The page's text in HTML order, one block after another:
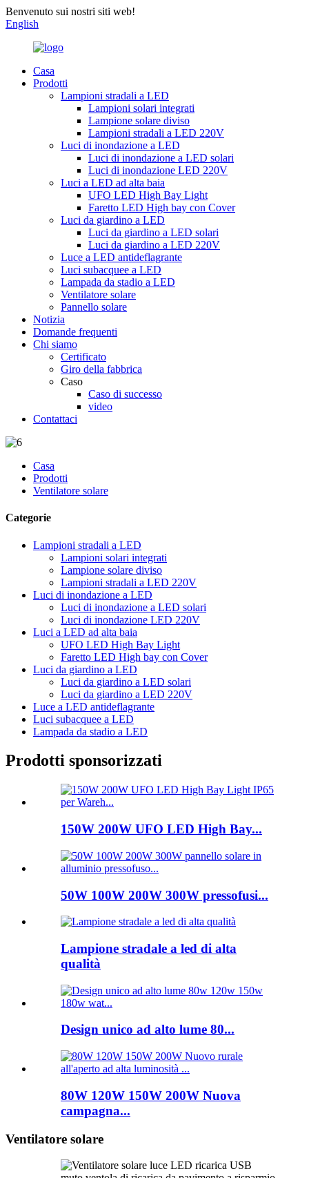
Benvenuto sui nostri siti web!
English
Casa
Prodotti
Lampioni stradali a LED
Lampioni solari integrati
Lampione solare diviso
Lampioni stradali a LED 220V
Luci di inondazione a LED
Luci di inondazione a LED solari
Luci di inondazione LED 220V
Luci a LED ad alta baia
UFO LED High Bay Light
Faretto LED High bay con Cover
Luci da giardino a LED
Luci da giardino a LED solari
Luci da giardino a LED 220V
Luce a LED antideflagrante
Luci subacquee a LED
Lampada da stadio a LED
Ventilatore solare
Pannello solare
Notizia
Domande frequenti
Chi siamo
Certificato
Giro della fabbrica
Caso
Caso di successo
video
Contattaci
Casa
Prodotti
Ventilatore solare
Categorie
Lampioni stradali a LED
Lampioni solari integrati
Lampione solare diviso
Lampioni stradali a LED 220V
Luci di inondazione a LED
Luci di inondazione a LED solari
Luci di inondazione LED 220V
Luci a LED ad alta baia
UFO LED High Bay Light
Faretto LED High bay con Cover
Luci da giardino a LED
Luci da giardino a LED solari
Luci da giardino a LED 220V
Luce a LED antideflagrante
Luci subacquee a LED
Lampada da stadio a LED
Prodotti sponsorizzati
150W 200W UFO LED High Bay...
50W 100W 200W 300W pressofusi...
Lampione stradale a led di alta
qualità
Design unico ad alto lume 80...
80W 120W 150W 200W Nuova
campagna...
Ventilatore solare